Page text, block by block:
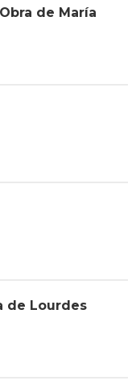
de María
de Lourdes